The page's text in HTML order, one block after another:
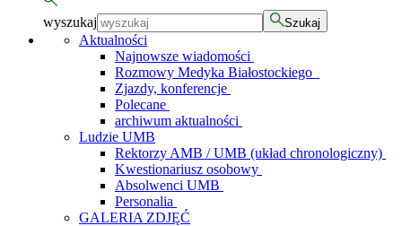
wyszukaj Szukaj
Aktualności
Najnowsze wiadomości
Rozmowy Medyka Białostockiego
Zjazdy, konferencje
Polecane
archiwum aktualności
Ludzie UMB
Rektorzy AMB / UMB (układ chronologiczny)
Kwestionariusz osobowy
Absolwenci UMB
Personalia
GALERIA ZDJĘĆ